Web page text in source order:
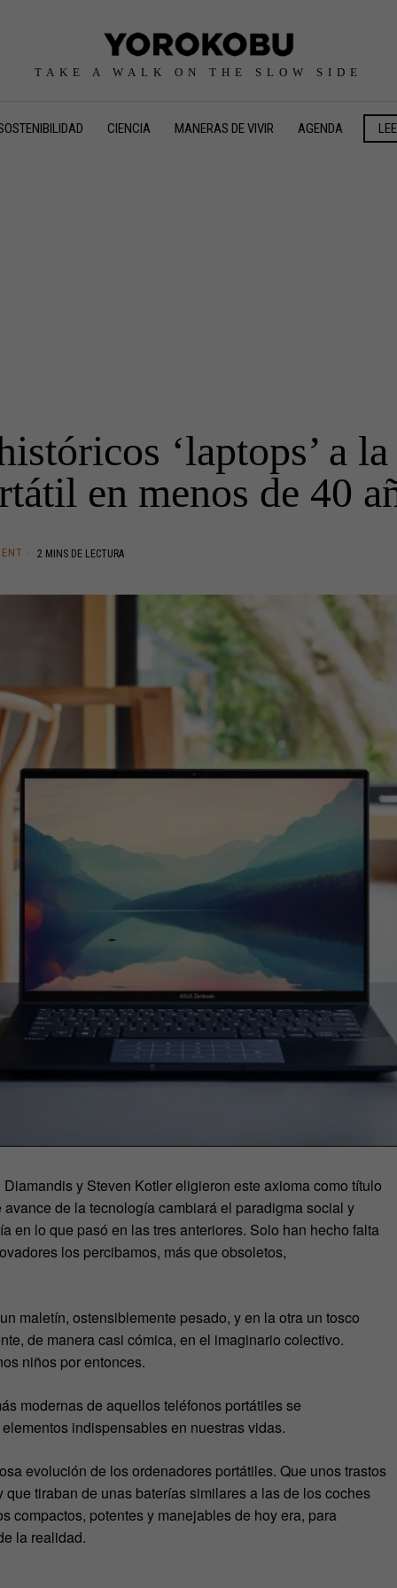
TAKE A WALK ON THE SLOW SIDE
CIENCIA MANERAS DE VIVIR AGENDA
‘laptops’ a
en menos de 40
2 MINS DE LECTURA
y Steven Kotler eligieron este axioma como título
de la tecnología cambiará el paradigma social y
en lo que pasó en las tres anteriores. Solo han hecho falta
los percibamos, más que obsoletos,
maletín, ostensiblemente pesado, y en la otra un tosco
de manera casi cómica, en el imaginario colectivo.
niños por entonces.
modernas de aquellos teléfonos portátiles se
indispensables en nuestras vidas.
evolución de los ordenadores portátiles. Que unostrastos
que tiraban de unas baterías similares a las de los coches
compactos, potentes y manejables de hoy era, para
la realidad.